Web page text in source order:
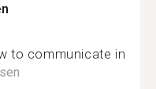
to communicate in